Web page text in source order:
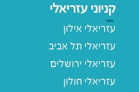
קניוני עזריאלי
עזריאלי אילון
עזריאלי תל אביב
עזריאלי ירושלים
עזריאלי חולון